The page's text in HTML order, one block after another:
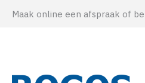
Maak online een afspraak of